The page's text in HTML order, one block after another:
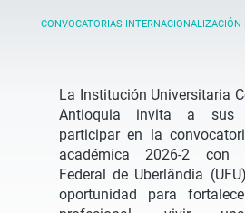
CONVOCATORIAS INTERNACIONALIZACIÓN
La Institución Universitaria
Antioquia invita a sus
participar en la
académica 2026-2 con
Federal de Uberlândia
oportunidad para